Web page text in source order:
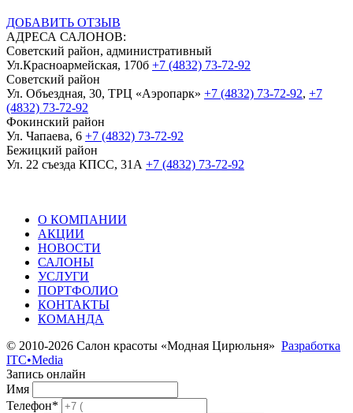
ДОБАВИТЬ ОТЗЫВ
АДРЕСА САЛОНОВ:
Советский район, административный
Ул.Красноармейская, 170б +7 (4832) 73-72-92
Советский район
Ул. Объездная, 30, ТРЦ «Аэропарк» +7 (4832) 73-72-92, +7
(4832) 73-72-92
Фокинский район
Ул. Чапаева, 6 +7 (4832) 73-72-92
Бежицкий район
Ул. 22 съезда КПСС, 31А +7 (4832) 73-72-92
О КОМПАНИИ
АКЦИИ
НОВОСТИ
САЛОНЫ
УСЛУГИ
ПОРТФОЛИО
КОНТАКТЫ
КОМАНДА
© 2010-2026 Салон красоты «Модная Цирюльня» Разработка
ITC•Media
Запись онлайн
Имя
Телефон*